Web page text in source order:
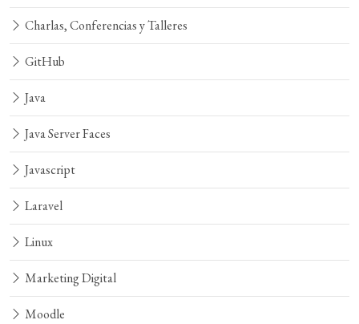
Charlas, Conferencias y Talleres
GitHub
Java
Java Server Faces
Javascript
Laravel
Linux
Marketing Digital
Moodle